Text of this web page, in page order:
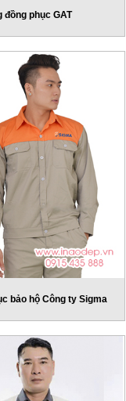
đồng phục GAT
bảo hộ Công ty Sigma